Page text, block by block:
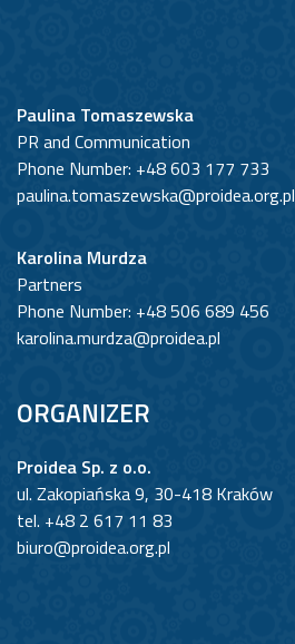
Paulina Tomaszewska
PR and Communication
Phone Number: +48 603 177 733
paulina.tomaszewska@proidea.org.pl
Karolina Murdza
Partners
Phone Number: +48 506 689 456
karolina.murdza@proidea.pl
ORGANIZER
Proidea Sp. z o.o.
ul. Zakopiańska 9, 30-418 Kraków
tel. +48 2 617 11 83
biuro@proidea.org.pl